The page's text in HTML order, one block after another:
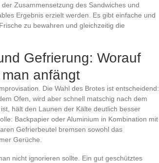
Zusammensetzung des Sandwiches und
Ergebnis erzielt werden. Es gibt einfache und
zu bewahren und gleichzeitig die
Gefrierung: Worauf
anfängt
Die Wahl des Brotes ist entscheidend:
Ofen, wird aber schnell matschig nach dem
hält den Launen der Kälte deutlich besser
Backpapier oder Aluminium in Kombination mit
Gefrierbeutel bremsen sowohl das
Gerüche.
nicht ignorieren sollte. Ein gut geschütztes